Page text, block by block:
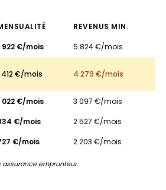
REVENUS MIN.
922 €/mois
5 824 €/mois
412 €/mois 4 279 €/mois
022 €/mois
3 097 €/mois
€/mois
2 527 €/mois
€/mois 2 203 €/mois
emprunteur.